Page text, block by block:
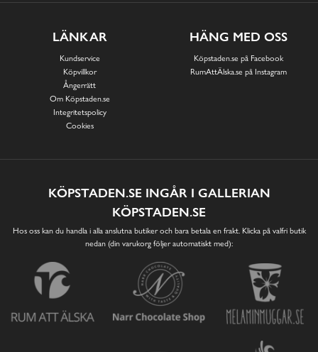
LÄNKAR
Kundservice
Köpvillkor
Ångerrätt
Om Köpstaden.se
Integritetspolicy
Cookies
HÄNG MED OSS
Köpstaden.se på Facebook
RumAttÄlska.se på Instagram
KÖPSTADEN.SE INGÅR I GALLERIAN
KÖPSTADEN.SE
Hos oss kan du handla i alla anslutna butiker och bara betala en frakt. Klicka på valfri butik
nedan (din varukorg följer automatiskt med):